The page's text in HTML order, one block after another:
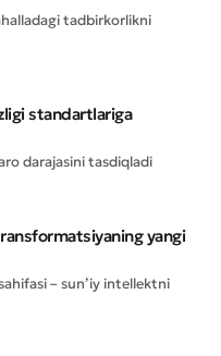
Aʼlo
tadbirkorlikni
standartlariga
darajasini tasdiqladi
yangi
– sun’iy intellektni